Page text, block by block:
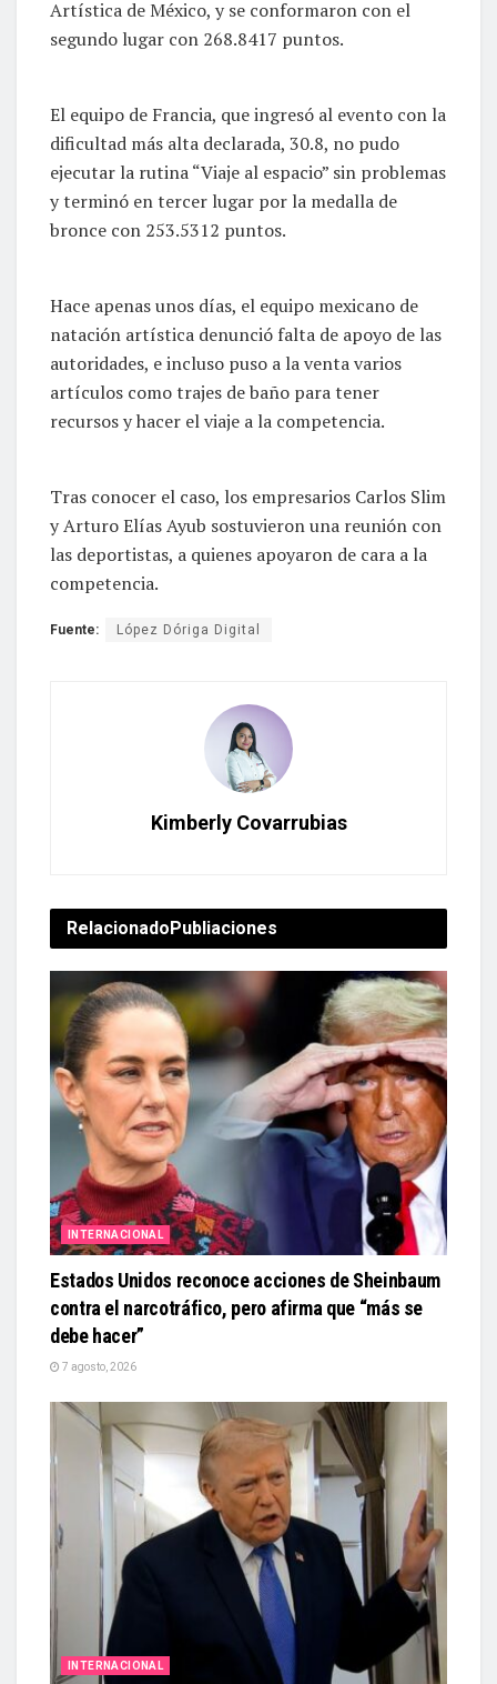
Artística de México, y se conformaron con el
segundo lugar con 268.8417 puntos.
El equipo de Francia, que ingresó al evento con la
dificultad más alta declarada, 30.8, no pudo
ejecutar la rutina “Viaje al espacio” sin problemas
y terminó en tercer lugar por la medalla de
bronce con 253.5312 puntos.
Hace apenas unos días, el equipo mexicano de
natación artística denunció falta de apoyo de las
autoridades, e incluso puso a la venta varios
artículos como trajes de baño para tener
recursos y hacer el viaje a la competencia.
Tras conocer el caso, los empresarios Carlos Slim
y Arturo Elías Ayub sostuvieron una reunión con
las deportistas, a quienes apoyaron de cara a la
competencia.
Fuente: López Dóriga Digital
Kimberly Covarrubias
RelacionadoPubliaciones
INTERNACIONAL
Estados Unidos reconoce acciones de Sheinbaum
contra el narcotráfico, pero afirma que “más se
debe hacer”
7 agosto, 2026
INTERNACIONAL